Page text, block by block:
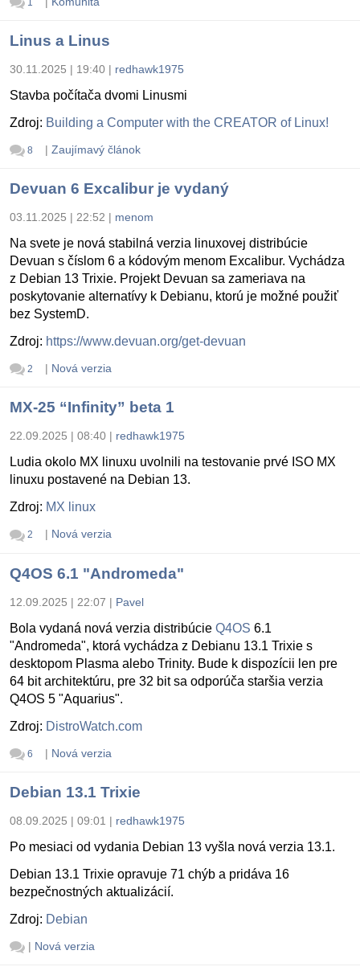
Linus a Linus
30.11.2025 | 19:40 | redhawk1975
Stavba počítača dvomi Linusmi
Zdroj: Building a Computer with the CREATOR of Linux!
8 | Zaujímavý článok
Devuan 6 Excalibur je vydaný
03.11.2025 | 22:52 | menom
Na svete je nová stabilná verzia linuxovej distribúcie
Devuan s číslom 6 a kódovým menom Excalibur. Vychádza
z Debian 13 Trixie. Projekt Devuan sa zameriava na
poskytovanie alternatívy k Debianu, ktorú je možné použiť
bez SystemD.
Zdroj: https://www.devuan.org/get-devuan
2 | Nová verzia
MX-25 “Infinity” beta 1
22.09.2025 | 08:40 | redhawk1975
Ludia okolo MX linuxu uvolnili na testovanie prvé ISO MX
linuxu postavené na Debian 13.
Zdroj: MX linux
2 | Nová verzia
Q4OS 6.1 "Andromeda"
12.09.2025 | 22:07 | Pavel
Bola vydaná nová verzia distribúcie Q4OS 6.1
"Andromeda", ktorá vychádza z Debianu 13.1 Trixie s
desktopom Plasma alebo Trinity. Bude k dispozícii len pre
64 bit architektúru, pre 32 bit sa odporúča staršia verzia
Q4OS 5 "Aquarius".
Zdroj: DistroWatch.com
6 | Nová verzia
Debian 13.1 Trixie
08.09.2025 | 09:01 | redhawk1975
Po mesiaci od vydania Debian 13 vyšla nová verzia 13.1.
Debian 13.1 Trixie opravuje 71 chýb a pridáva 16
bezpečnostných aktualizácií.
Zdroj: Debian
| Nová verzia